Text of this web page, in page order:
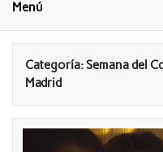
Menú
Categoría:Semana del
Madrid